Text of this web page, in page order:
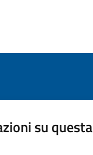
su questa